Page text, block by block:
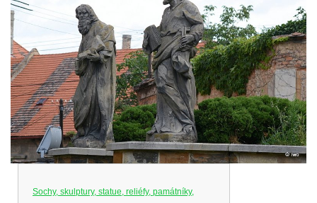
Sochy, skulptury, statue, reliéfy, památníky,